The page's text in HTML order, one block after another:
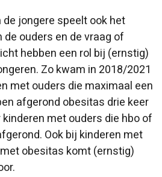
jongere speelt ook het
ouders en de vraag of
hebben een rol bij (ernstig)
Zo kwam in 2018/2021
met ouders die maximaal een
afgerond obesitas drie keer
met ouders die hbo of
Ook bij kinderen met
obesitas komt (ernstig)